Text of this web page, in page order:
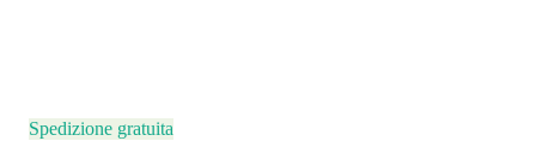
Spedizione gratuita